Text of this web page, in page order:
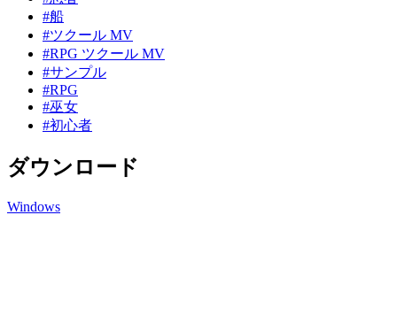
#船
#ツクール MV
#RPG ツクール MV
#サンプル
#RPG
#巫女
#初心者
ダウンロード
Windows